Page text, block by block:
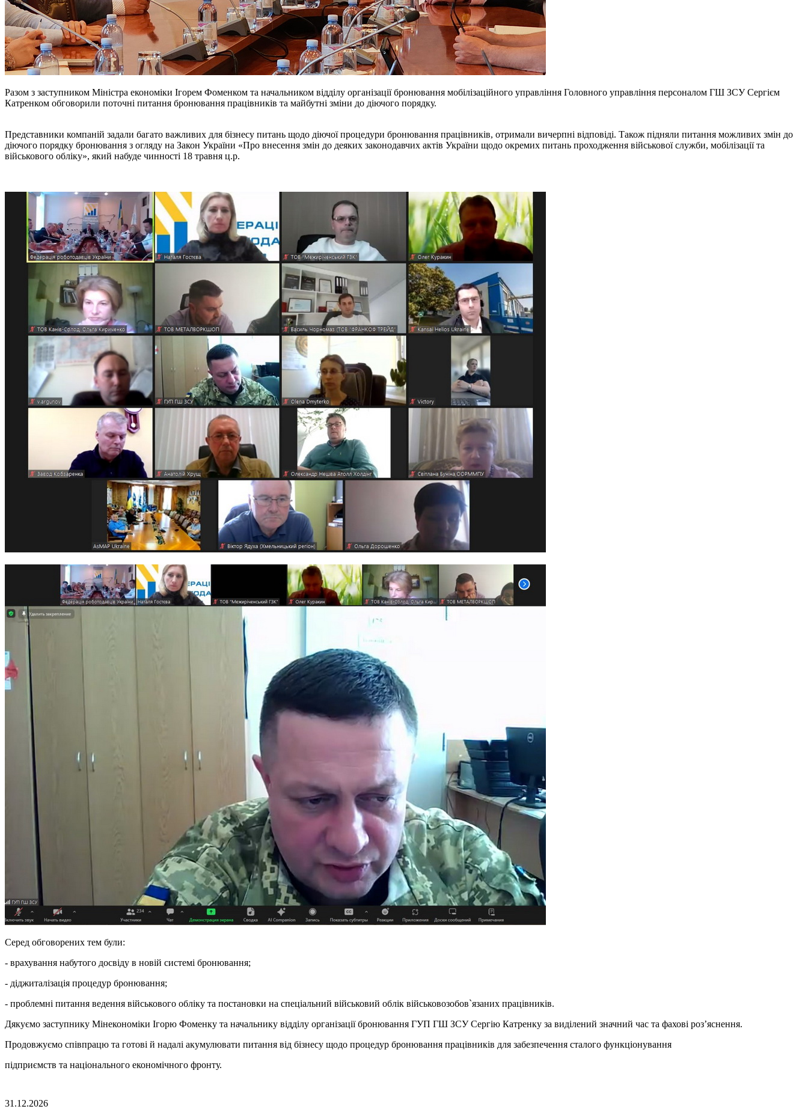
Разом з заступником Міністра економіки Ігорем Фоменком та начальником відділу організації бронювання мобілізаційного управління Головного управління персоналом ГШ ЗСУ Сергієм
Катренком обговорили поточні питання бронювання працівників та майбутні зміни до діючого порядку.
Представники компаній задали багато важливих для бізнесу питань щодо діючої процедури бронювання працівників, отримали вичерпні відповіді. Також підняли питання можливих змін до
діючого порядку бронювання з огляду на Закон України «Про внесення змін до деяких законодавчих актів України щодо окремих питань проходження військової служби, мобілізації та
військового обліку», який набуде чинності 18 травня ц.р.
Серед обговорених тем були:
- врахування набутого досвіду в новій системі бронювання;
- діджиталізація процедур бронювання;
- проблемні питання ведення військового обліку та постановки на спеціальний військовий облік військовозобов`язаних працівників.
Дякуємо заступнику Мінекономіки Ігорю Фоменку та начальнику відділу організації бронювання ГУП ГШ ЗСУ Сергію Катренку за виділений значний час та фахові роз’яснення.
Продовжуємо співпрацю та готові й надалі акумулювати питання від бізнесу щодо процедур бронювання працівників для забезпечення сталого функціонування
підприємств та національного економічного фронту.
31.12.2026